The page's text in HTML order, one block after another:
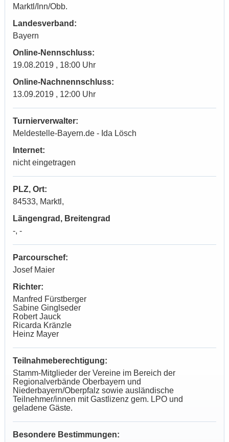
Marktl/Inn/Obb.
Landesverband:
Bayern
Online-Nennschluss:
19.08.2019 , 18:00 Uhr
Online-Nachnennschluss:
13.09.2019 , 12:00 Uhr
Turnierverwalter:
Meldestelle-Bayern.de - Ida Lösch
Internet:
nicht eingetragen
PLZ, Ort:
84533, Marktl,
Längengrad, Breitengrad
-, -
Parcourschef:
Josef Maier
Richter:
Manfred Fürstberger
Sabine Ginglseder
Robert Jauck
Ricarda Kränzle
Heinz Mayer
Teilnahmeberechtigung:
Stamm-Mitglieder der Vereine im Bereich der
Regionalverbände Oberbayern und
Niederbayern/Oberpfalz sowie ausländische
Teilnehmer/innen mit Gastlizenz gem. LPO und
geladene Gäste.
Besondere Bestimmungen: